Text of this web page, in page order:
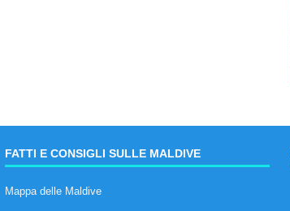
FATTI E CONSIGLI SULLE MALDIVE
Mappa delle Maldive